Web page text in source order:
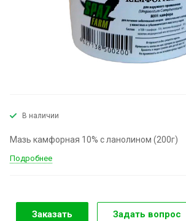
В наличии
Мазь камфорная 10% с ланолином (200г)
Подробнее
Заказать Задать вопрос